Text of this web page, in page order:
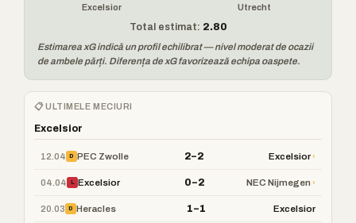
Excelsior Utrecht
Total estimat: 2.80
Estimarea xG indică un profil echilibrat — nivel moderat de ocazii
de ambele părți. Diferența de xG favorizează echipa oaspete.
📋 ULTIMELE MECIURI
Excelsior
12.04 D PEC Zwolle 2–2 Excelsior›
04.04 L Excelsior 0–2 NEC Nijmegen›
20.03 D Heracles 1–1 Excelsior